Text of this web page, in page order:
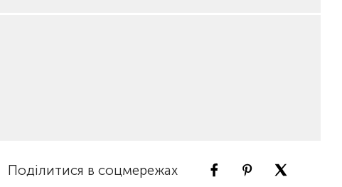
Поділитися в соцмережах